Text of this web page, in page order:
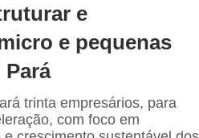
e
e pequenas
trinta empresários, para
com foco em